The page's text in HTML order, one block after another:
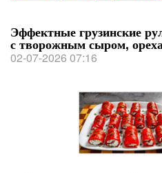
Эффектные грузинские
с творожным сыром,
02-07-2026 07:16